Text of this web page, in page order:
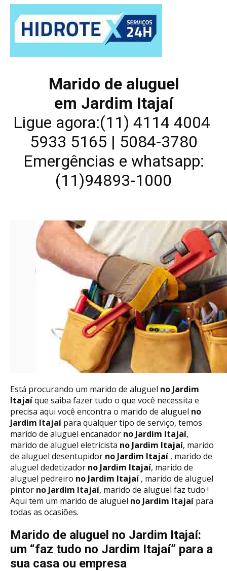
Marido de aluguel
em Jardim Itajaí
Ligue agora:(11) 4114 4004
5933 5165 | 5084-3780
Emergências e whatsapp:
(11)94893-1000
Está procurando um marido de aluguel no Jardim
Itajaíque saiba fazer tudo o que você necessita e
precisa aqui você encontra o marido de aluguel no
Jardim Itajaí para qualquer tipo de serviço, temos
marido de aluguel encanador no Jardim Itajaí,
marido de aluguel eletricista no Jardim Itajaí, marido
de aluguel desentupidor no Jardim Itajaí , marido de
aluguel dedetizador no Jardim Itajaí, marido de
aluguel pedreiro no Jardim Itajaí , marido de aluguel
pintor no Jardim Itajaí, marido de aluguel faz tudo !
Aqui tem um marido de aluguel no Jardim Itajaí para
todas as ocasiões.
Marido de aluguel no Jardim Itajaí:
um “faz tudo no Jardim Itajaí” para a
sua casa ou empresa